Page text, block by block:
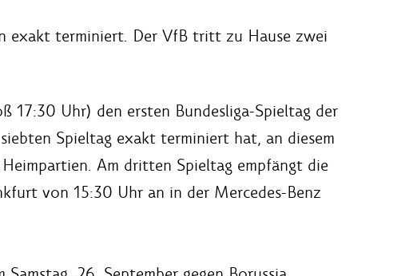
exakt terminiert. Der VfB tritt zu Hause zwei
17:30 Uhr) den ersten Bundesliga-Spieltag der
Spieltag exakt terminiert hat, an diesem
Am dritten Spieltag empfängt die
von 15:30 Uhr an in der Mercedes-Benz